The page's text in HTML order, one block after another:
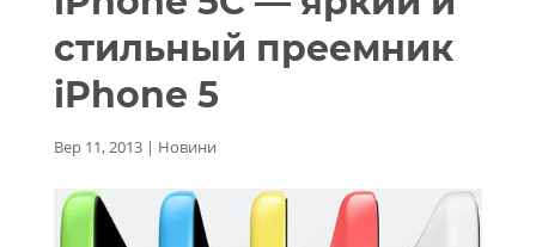
стильный преемник
iPhone 5
Вер 11, 2013| Новини